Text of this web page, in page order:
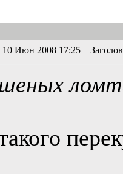
10 Июн 2008 17:25